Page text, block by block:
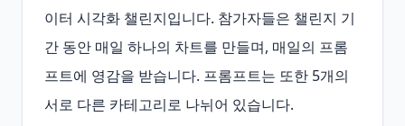
이터 시각화 챌린지입니다. 참가자들은 챌린지 기
간 동안 매일 하나의 차트를 만들며, 매일의 프롬
프트에 영감을 받습니다. 프롬프트는 또한 5개의
서로 다른 카테고리로 나뉘어 있습니다.